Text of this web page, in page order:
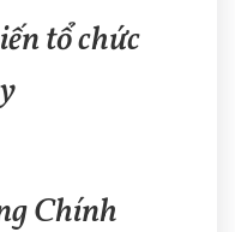
tổ chức
Chính